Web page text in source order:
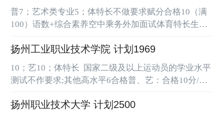
普7；艺术类专业5；体特长不做要求赋分合格10（满
100）语数+综合素养空中乘务外加面试体育特长生考
艺术统考成绩以满分200分折算；校测成绩以原始分
*20%计算体育特长生：体育测试满200分权威发布 |
2025年江苏旅游职业学院高职提前招生报考指南 左右
滑动，查看更多 扬州苏小旅的家，有蜿蜒流淌的河
道，有匠心独具的玉器、刺绣，书画艺...
扬州工业职业技术学院 计划1969
10；艺10；体特长 国家二级及以上运动员的学业水平
测试不作要求;其他高水平6合格普、艺：合格10分/门
生外加 加试职测（满100分）：思想道德、文化常
扬州职业技术大学 计划2500